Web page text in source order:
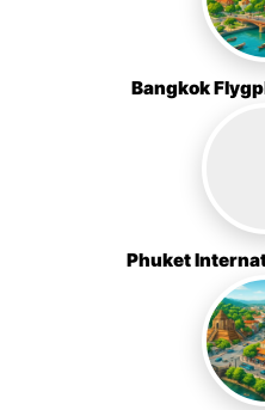
Bangkok
Phuket